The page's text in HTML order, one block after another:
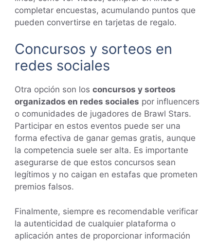
completar encuestas, acumulando puntos que
pueden convertirse en tarjetas de regalo.
Concursos y sorteos en
redes sociales
Otra opción son los concursos y sorteos
organizados en redes sociales por influencers
o comunidades de jugadores de Brawl Stars.
Participar en estos eventos puede ser una
forma efectiva de ganar gemas gratis, aunque
la competencia suele ser alta. Es importante
asegurarse de que estos concursos sean
legítimos y no caigan en estafas que prometen
premios falsos.
Finalmente, siempre es recomendable verificar
la autenticidad de cualquier plataforma o
aplicación antes de proporcionar información